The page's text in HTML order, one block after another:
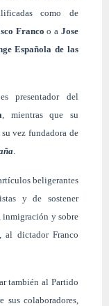
como de
Franco o aJose
Española de las
es presentador del
, mientras que su
su vez fundadora de
beligerantes
y de sostener
, inmigración y sobre
al dictador Franco
también al Partido
colaboradores,